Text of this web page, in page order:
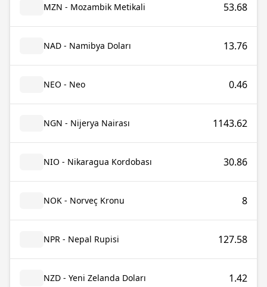
MZN - Mozambik Metikali 53.68
NAD - Namibya Doları 13.76
NEO - Neo 0.46
NGN - Nijerya Nairası 1143.62
NIO - Nikaragua Kordobası 30.86
NOK - Norveç Kronu 8
NPR - Nepal Rupisi 127.58
NZD - Yeni Zelanda Doları 1.42